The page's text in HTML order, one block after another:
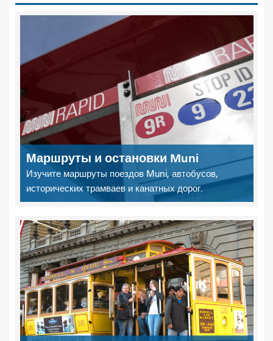
Маршруты и остановки Muni
Изучите маршруты поездов Muni, автобусов,
исторических трамваев и канатных дорог.